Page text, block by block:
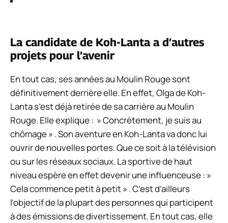
La candidate de Koh-Lantaa d’autres
projets pour l’avenir
En tout cas, ses années au Moulin Rouge sont
définitivement derrière elle. En effet, Olga deKoh-
Lantas’est déjà retirée de sa carrière au Moulin
Rouge. Elle explique : »Concrètement, je suis au
chômage» . Son aventure en Koh-Lantava donc lui
ouvrir de nouvelles portes. Que ce soit à la télévision
ou sur les réseaux sociaux. La sportive de haut
niveau espère en effet devenir une influenceuse : »
Cela commence petit à petit» . C’est d’ailleurs
l’objectif de la plupart des personnes qui participent
à des émissions de divertissement. En tout cas, elle